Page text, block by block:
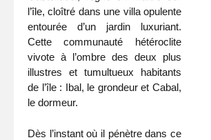
l’île, cloîtré dans une villa opulente
entourée d’un jardin luxuriant.
Cette communauté hétéroclite
vivote à l’ombre des deux plus
illustres et tumultueux habitants
de l’île : Ibal, le grondeur et Cabal,
le dormeur.
Dès l’instant où il pénètre dans ce